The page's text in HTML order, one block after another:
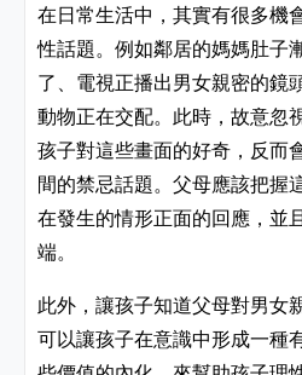
在日常生活中，其實有很多機
性話題。例如鄰居的媽媽肚子
了、電視正播出男女親密的鏡
動物正在交配。此時，故意忽
孩子對這些畫面的好奇，反而
間的禁忌話題。父母應該把握
在發生的情形正面的回應，並
端。
此外，讓孩子知道父母對男女
可以讓孩子在意識中形成一種